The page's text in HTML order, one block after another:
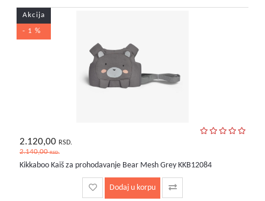
Akcija
- 1 %
2.120,00 RSD.
2.140,00RSD.
Kikkaboo Kaiš za prohodavanje Bear Mesh Grey KKB12084
Dodaj u korpu